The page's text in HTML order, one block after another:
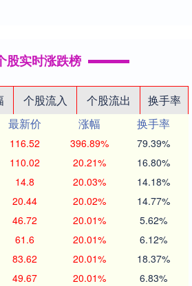
股实时涨跌榜
个股流入 个股流出
换手率
最新价 涨幅
换手率
116.52 396.89% 79.39%
110.02 20.21% 16.80%
14.8 20.03% 14.18%
20.44 20.02% 14.77%
46.72 20.01% 5.62%
61.6 20.01% 6.12%
83.62 20.01% 18.37%
49.67 20.01% 6.83%